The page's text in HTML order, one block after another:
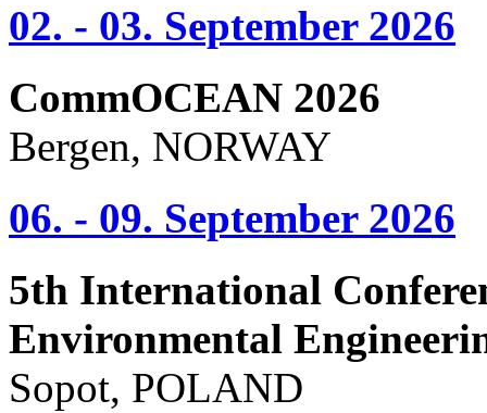
02. - 03. September 2026
CommOCEAN 2026
Bergen, NORWAY
06. - 09. September 2026
5th International
Environmental
Sopot, POLAND